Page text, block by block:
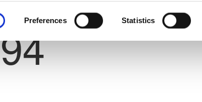
Preferences Statistics
Shirt Number
94